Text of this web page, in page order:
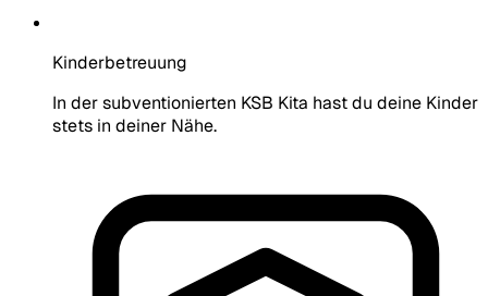
Kinderbetreuung
In der subventionierten KSB Kita hast du deine Kinder
stets in deiner Nähe.